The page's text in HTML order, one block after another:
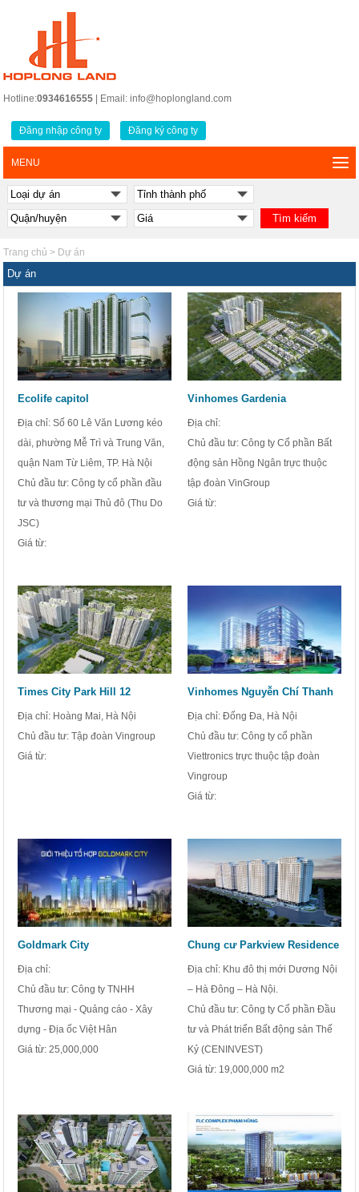
Hotline:0934616555 | Email: info@hoplongland.com
Đăng nhập công ty Đăng ký công ty
MENU
Trang chủ > Dự án
Dự án
Ecolife capitol
Địa chỉ: Số 60 Lê Văn Lương kéo
dài, phường Mễ Trì và Trung Văn,
quận Nam Từ Liêm, TP. Hà Nội
Chủ đầu tư: Công ty cổ phần đầu
tư và thương mại Thủ đô (Thu Do
JSC)
Giá từ:
Vinhomes Gardenia
Địa chỉ:
Chủ đầu tư: Công ty Cổ phần Bất
động sản Hồng Ngân trực thuộc
tập đoàn VinGroup
Giá từ:
Times City Park Hill 12
Địa chỉ: Hoàng Mai, Hà Nội
Chủ đầu tư: Tập đoàn Vingroup
Giá từ:
Vinhomes Nguyễn Chí Thanh
Địa chỉ: Đống Đa, Hà Nội
Chủ đầu tư: Công ty cổ phần
Viettronics trực thuộc tập đoàn
Vingroup
Giá từ:
Goldmark City
Địa chỉ:
Chủ đầu tư: Công ty TNHH
Thương mại - Quảng cáo - Xây
dựng - Địa ốc Việt Hân
Giá từ:25,000,000
Chung cư Parkview Residence
Địa chỉ: Khu đô thị mới Dương Nội
– Hà Đông – Hà Nội.
Chủ đầu tư: Công ty Cổ phần Đầu
tư và Phát triển Bất động sản Thế
Kỷ (CENINVEST)
Giá từ: 19,000,000 m2